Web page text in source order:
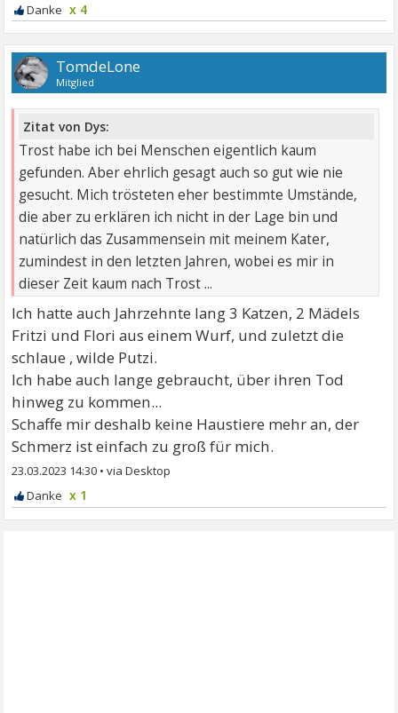
x 4
TomdeLone
Mitglied
Zitat von Dys:
Trost habe ich bei Menschen eigentlich kaum
gefunden. Aber ehrlich gesagt auch so gut wie nie
gesucht. Mich trösteten eher bestimmte Umstände,
die aber zu erklären ich nicht in der Lage bin und
natürlich das Zusammensein mit meinem Kater,
zumindest in den letzten Jahren, wobei es mir in
dieser Zeit kaum nach Trost ...
Ich hatte auch Jahrzehnte lang 3 Katzen, 2 Mädels
Fritzi und Flori aus einem Wurf, und zuletzt die
schlaue , wilde Putzi.
Ich habe auch lange gebraucht, über ihren Tod
hinweg zu kommen...
Schaffe mir deshalb keine Haustiere mehr an, der
Schmerz ist einfach zu groß für mich.
23.03.2023 14:30 •
x 1